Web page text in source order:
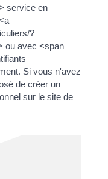
service en
?
ou avec <span
Si vous n'avez
de créer un
sur le site de